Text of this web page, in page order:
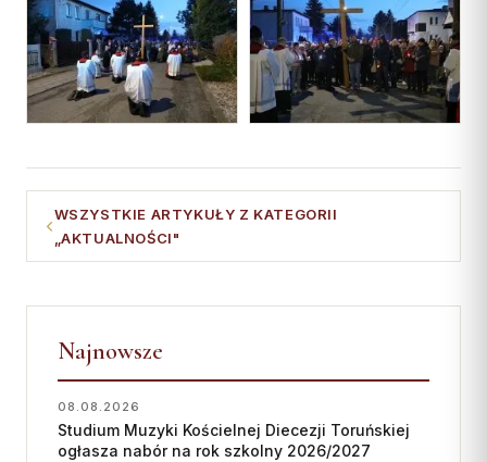
WSZYSTKIE ARTYKUŁY Z KATEGORII
„AKTUALNOŚCI"
Najnowsze
08.08.2026
Studium Muzyki Kościelnej Diecezji Toruńskiej
ogłasza nabór na rok szkolny 2026/2027